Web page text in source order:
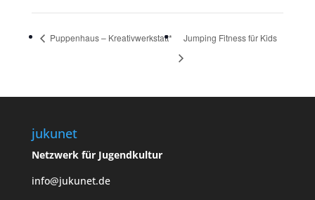
Puppenhaus – Kreativwerkstatt* Jumping Fitness für Kids
jukunet
Netzwerk für Jugendkultur
info@jukunet.de